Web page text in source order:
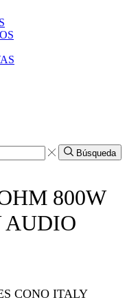
Búsqueda
800W
AUDIO
CONO ITALY